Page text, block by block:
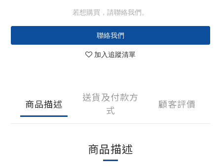
若想購買，請聯絡我們。
聯絡我們
加入追蹤清單
商品描述
送貨及付款方
式
顧客評價
商品描述